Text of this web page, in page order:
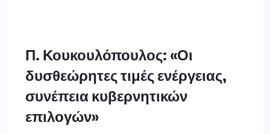
Π. Κουκουλόπουλος: «Οι
δυσθεώρητες τιμές ενέργειας,
συνέπεια κυβερνητικών
επιλογών»